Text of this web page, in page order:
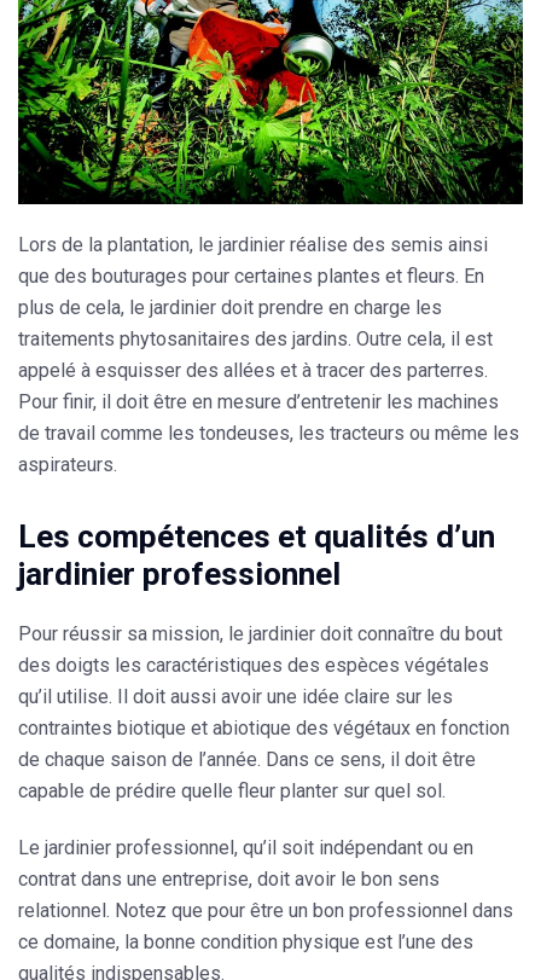
Lors de la plantation, le jardinier réalise des semis ainsi
que des bouturages pour certaines plantes et fleurs. En
plus de cela, le jardinier doit prendre en charge les
traitements phytosanitaires des jardins. Outre cela, il est
appelé à esquisser des allées et à tracer des parterres.
Pour finir, il doit être en mesure d’entretenir les machines
de travail comme les tondeuses, les tracteurs ou même les
aspirateurs.
Les compétences et qualités d’un
jardinier professionnel
Pour réussir sa mission, le jardinier doit connaître du bout
des doigts les caractéristiques des espèces végétales
qu’il utilise. Il doit aussi avoir une idée claire sur les
contraintes biotique et abiotique des végétaux en fonction
de chaque saison de l’année. Dans ce sens, il doit être
capable de prédire quelle fleur planter sur quel sol.
Le jardinier professionnel, qu’il soit indépendant ou en
contrat dans une entreprise, doit avoir le bon sens
relationnel. Notez que pour être un bon professionnel dans
ce domaine, la bonne condition physique est l’une des
qualités indispensables.